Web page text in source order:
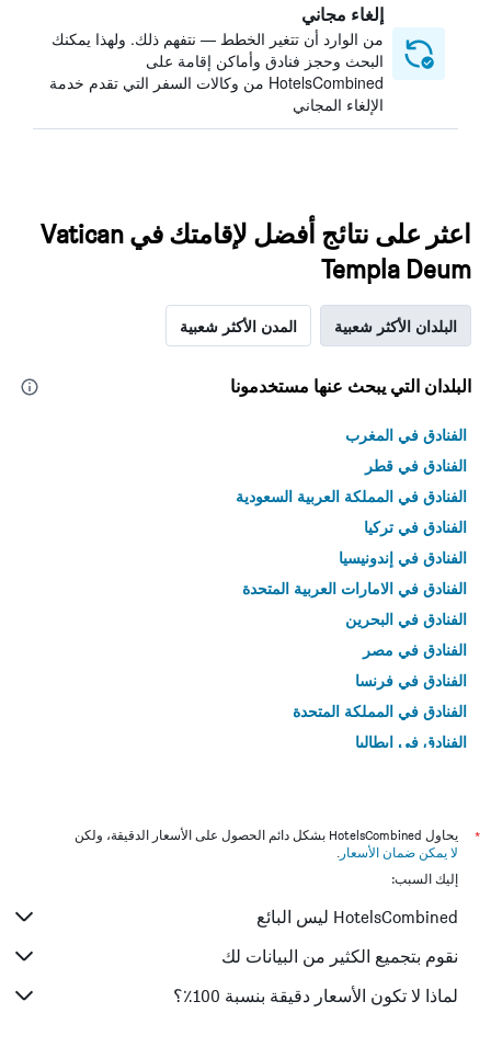
إلغاء مجاني
من الوارد أن تتغير الخطط — نتفهم ذلك. ولهذا يمكنك
البحث وحجز فنادق وأماكن إقامة على
HotelsCombined من وكالات السفر التي تقدم خدمة
الإلغاء المجاني
اعثر على نتائج أفضل لإقامتك في Vatican
Templa Deum
البلدان الأكثر شعبية المدن الأكثر شعبية
البلدان التي يبحث عنها مستخدمونا
الفنادق في المغرب
الفنادق في قطر
الفنادق في المملكة العربية السعودية
الفنادق في تركيا
الفنادق في إندونيسيا
الفنادق في الامارات العربية المتحدة
الفنادق في البحرين
الفنادق في مصر
الفنادق في فرنسا
الفنادق في المملكة المتحدة
الفنادق في إيطاليا
*
يحاول HotelsCombined بشكل دائم الحصول على الأسعار الدقيقة، ولكن
لا يمكن ضمان الأسعار .
إليك السبب:
HotelsCombined ليس البائع
نقوم بتجميع الكثير من البيانات لك
لماذا لا تكون الأسعار دقيقة بنسبة 100٪؟